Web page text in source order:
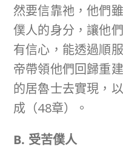
然要信靠祂，他們
僕人的身分，讓他
有信心，能透過順
帝帶領他們回歸重
的居魯士去實現，
成（48章）。
B. 受苦僕人